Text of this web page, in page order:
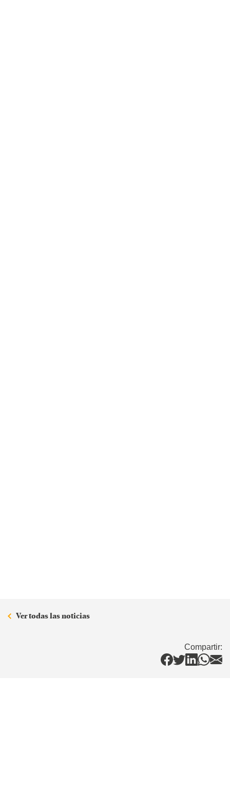
Ver todas las noticias
Compartir: